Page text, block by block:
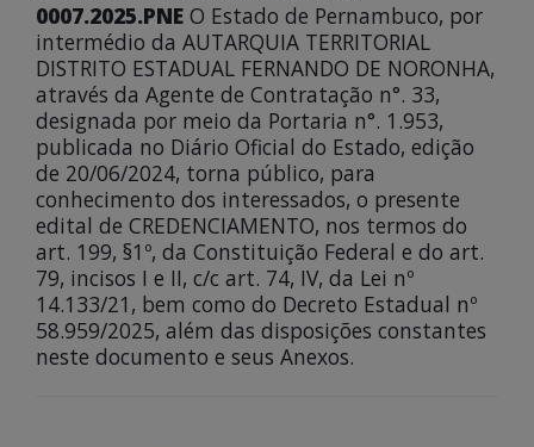
0007.2025.PNE O Estado de Pernambuco, por
intermédio da AUTARQUIA TERRITORIAL
DISTRITO ESTADUAL FERNANDO DE NORONHA,
através da Agente de Contratação n°. 33,
designada por meio da Portaria n°. 1.953,
publicada no Diário Oficial do Estado, edição
de 20/06/2024, torna público, para
conhecimento dos interessados, o presente
edital de CREDENCIAMENTO, nos termos do
art. 199, §1º, da Constituição Federal e do art.
79, incisos I e II, c/c art. 74, IV, da Lei nº
14.133/21, bem como do Decreto Estadual nº
58.959/2025, além das disposições constantes
neste documento e seus Anexos.